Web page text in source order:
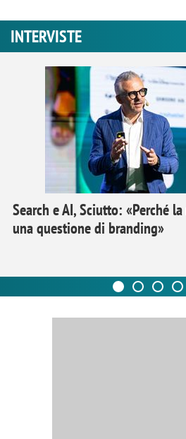
INTERVISTE
Search e AI, Sciutto: «Perché
una questione di branding»